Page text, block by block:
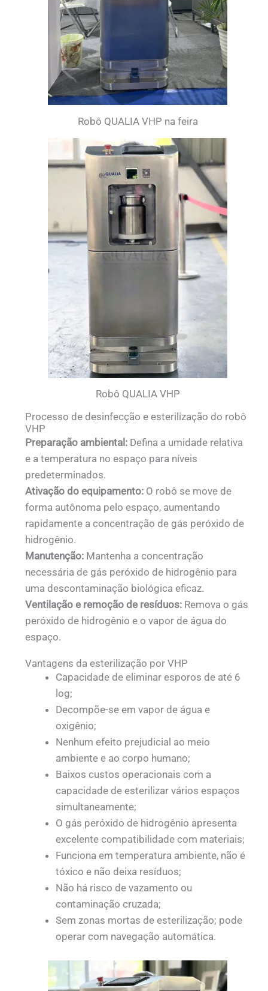
Robô QUALIA VHP na feira
Robô QUALIA VHP
Processo de desinfecção e esterilização do robô
VHP
Preparação ambiental: Defina a umidade relativa
e a temperatura no espaço para níveis
predeterminados.
Ativação do equipamento: O robô se move de
forma autônoma pelo espaço, aumentando
rapidamente a concentração de gás peróxido de
hidrogênio.
Manutenção: Mantenha a concentração
necessária de gás peróxido de hidrogênio para
uma descontaminação biológica eficaz.
Ventilação e remoção de resíduos: Remova o gás
peróxido de hidrogênio e o vapor de água do
espaço.
Vantagens da esterilização por VHP
Capacidade de eliminar esporos de até 6
log;
Decompõe-se em vapor de água e
oxigênio;
Nenhum efeito prejudicial ao meio
ambiente e ao corpo humano;
Baixos custos operacionais com a
capacidade de esterilizar vários espaços
simultaneamente;
O gás peróxido de hidrogênio apresenta
excelente compatibilidade com materiais;
Funciona em temperatura ambiente, não é
tóxico e não deixa resíduos;
Não há risco de vazamento ou
contaminação cruzada;
Sem zonas mortas de esterilização; pode
operar com navegação automática.